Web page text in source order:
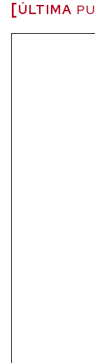
ÚLTIMA